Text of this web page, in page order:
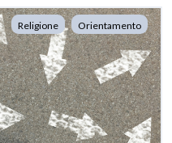
Religione Orientamento